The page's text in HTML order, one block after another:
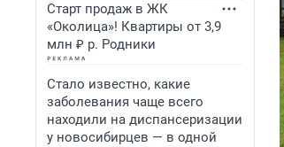
Старт продаж в ЖК
«Околица»! Квартиры от 3,9
млн ₽ р. Родники
Стало известно, какие
заболевания чаще всего
находили на диспансеризации
у новосибирцев — в одной